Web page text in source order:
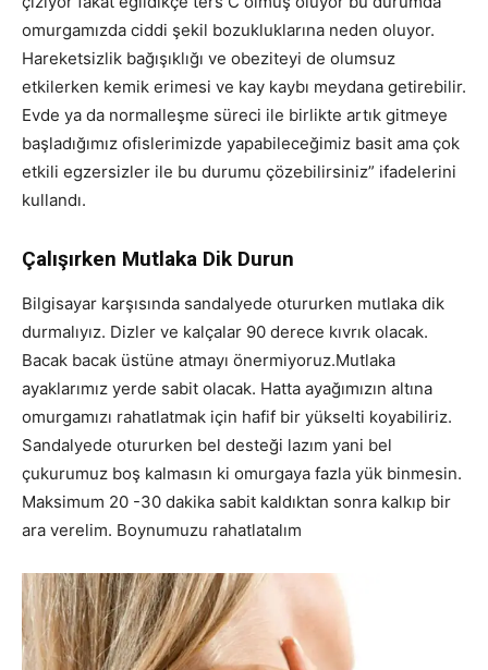
omurgamızda ciddi şekil bozukluklarına neden oluyor.
Hareketsizlik bağışıklığı ve obeziteyi de olumsuz
etkilerken kemik erimesi ve kay kaybı meydana getirebilir.
Evde ya da normalleşme süreci ile birlikte artık gitmeye
başladığımız ofislerimizde yapabileceğimiz basit ama çok
etkili egzersizler ile bu durumu çözebilirsiniz” ifadelerini
kullandı.
Çalışırken Mutlaka Dik Durun
Bilgisayar karşısında sandalyede otururken mutlaka dik
durmalıyız. Dizler ve kalçalar 90 derece kıvrık olacak.
Bacak bacak üstüne atmayı önermiyoruz.Mutlaka
ayaklarımız yerde sabit olacak. Hatta ayağımızın altına
omurgamızı rahatlatmak için hafif bir yükselti koyabiliriz.
Sandalyede otururken bel desteği lazım yani bel
çukurumuz boş kalmasın ki omurgaya fazla yük binmesin.
Maksimum 20 -30 dakika sabit kaldıktan sonra kalkıp bir
ara verelim. Boynumuzu rahatlatalım